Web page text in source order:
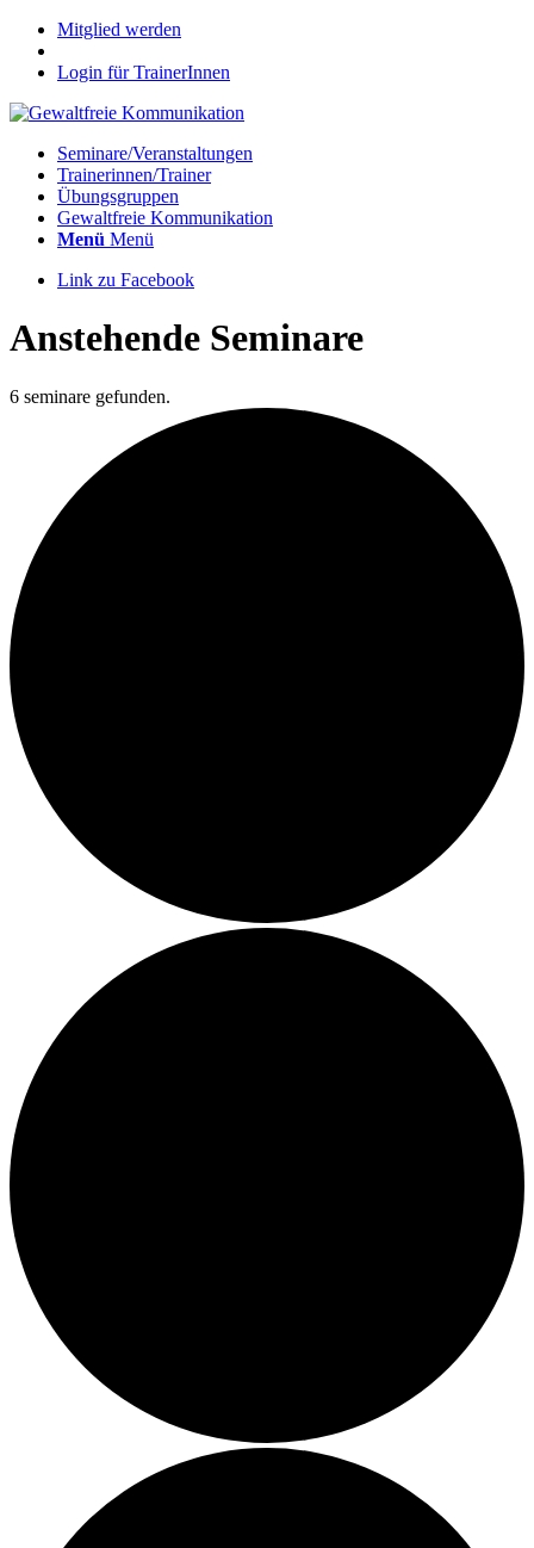
Mitglied werden
Login für TrainerInnen
Seminare/Veranstaltungen
Trainerinnen/Trainer
Übungsgruppen
Gewaltfreie Kommunikation
Menü Menü
Link zu Facebook
Anstehende Seminare
6 seminare gefunden.